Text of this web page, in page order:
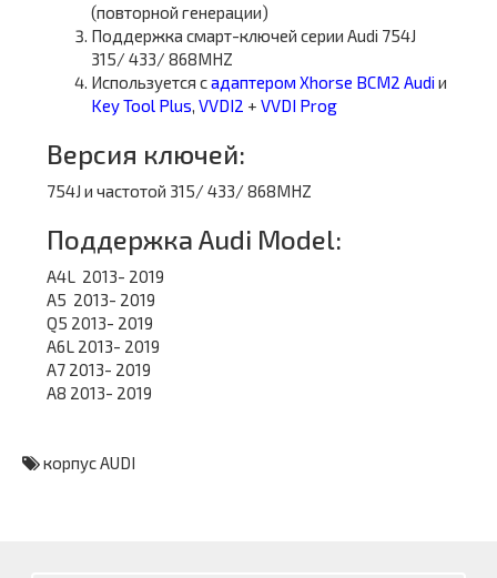
(повторной генерации)
Поддержка смарт-ключей серии Audi 754J
315/ 433/ 868MHZ
Используется садаптером Xhorse BCM2 Audi и
Key Tool Plus, VVDI2 + VVDI Prog
Версия ключей:
754J и частотой 315/ 433/ 868MHZ
Поддержка Audi Model:
A4L 2013- 2019
A5 2013- 2019
Q5 2013- 2019
A6L 2013- 2019
A7 2013- 2019
A8 2013- 2019
корпус AUDI